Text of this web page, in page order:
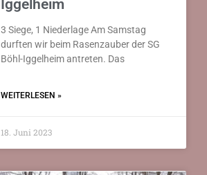
Iggelheim
3 Siege, 1 Niederlage Am Samstag
durften wir beim Rasenzauber der SG
Böhl-Iggelheim antreten. Das
WEITERLESEN »
18. Juni 2023